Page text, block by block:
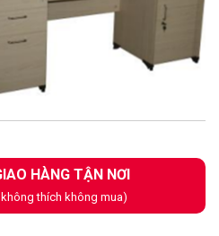
HÀNG TẬN NƠI
thích không mua)